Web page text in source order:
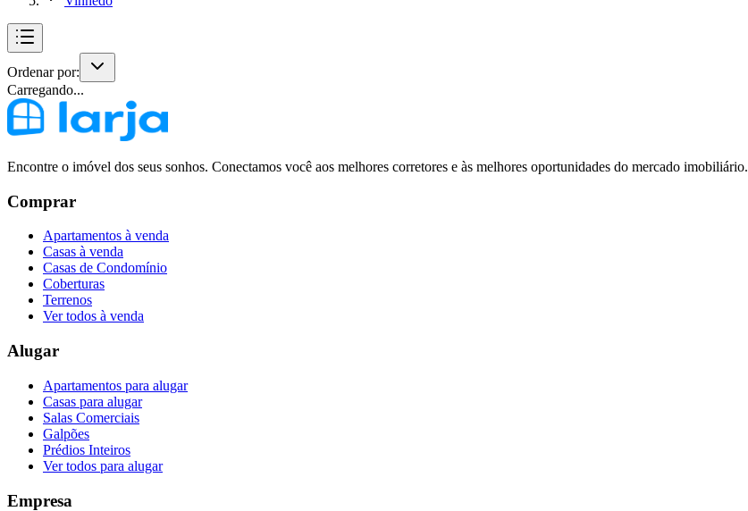
Ordenar por:
Carregando...
Encontre o imóvel dos seus sonhos. Conectamos você aos melhores corretores e às melhores oportunidades do mercado imobiliário.
Comprar
Apartamentos à venda
Casas à venda
Casas de Condomínio
Coberturas
Terrenos
Ver todos à venda
Alugar
Apartamentos para alugar
Casas para alugar
Salas Comerciais
Galpões
Prédios Inteiros
Ver todos para alugar
Empresa